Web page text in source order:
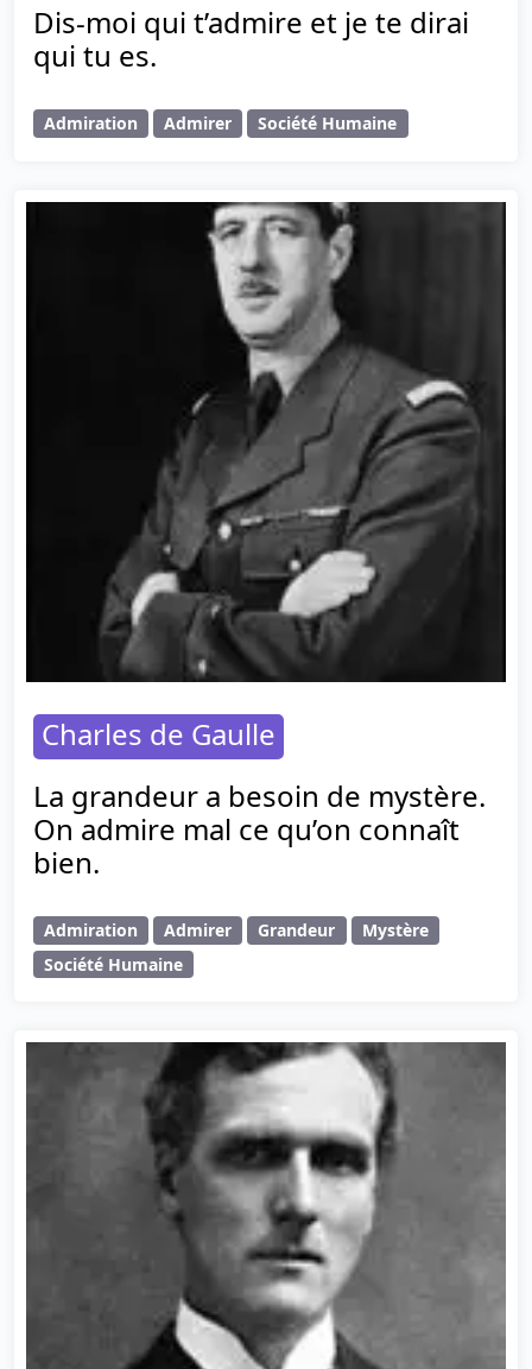
Dis-moi qui t’admire et je te dirai
qui tu es.
Admiration Admirer Société Humaine
Charles de Gaulle
La grandeur a besoin de mystère.
On admire mal ce qu’on connaît
bien.
Admiration Admirer Grandeur
Mystère
Société Humaine